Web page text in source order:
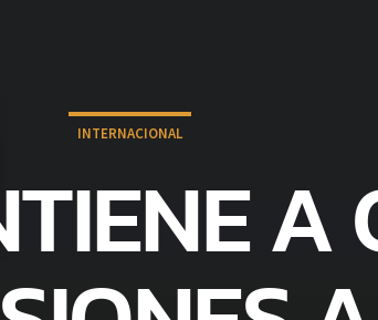
INTERNACIONAL
A